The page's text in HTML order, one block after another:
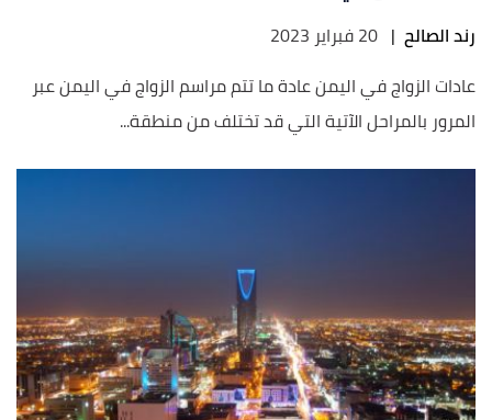
رند الصالح | 20 فبراير 2023
عادات الزواج في اليمن عادة ما تتم مراسم الزواج في اليمن عبر
المرور بالمراحل الآتية التي قد تختلف من منطقة...